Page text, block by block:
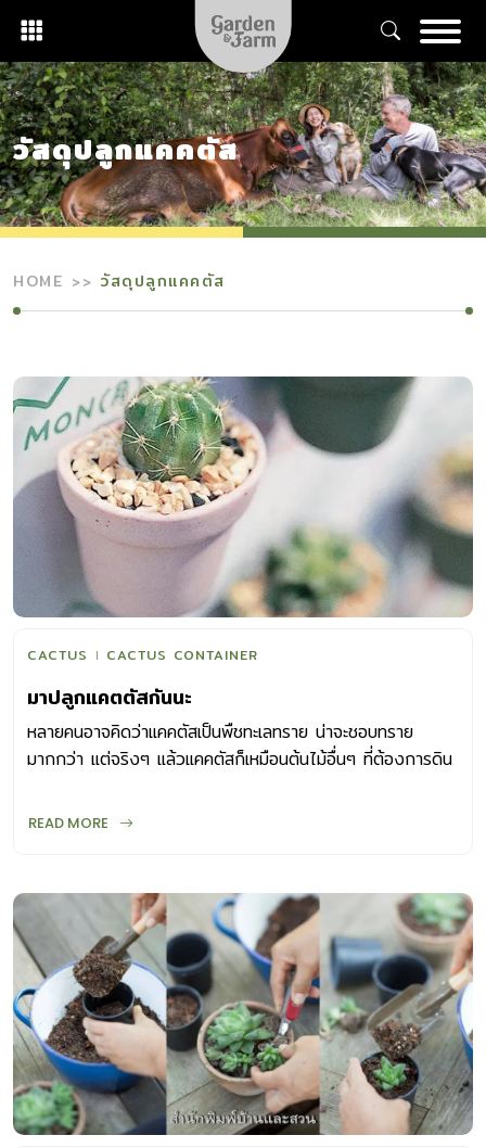
content
วัสดุปลูกแคคตัส
HOME วัสดุปลูกแคคตัส
CACTUS CACTUS CONTAINER
มาปลูกแคตตัสกันนะ
หลายคนอาจคิดว่าแคคตัสเป็นพืชทะเลทราย น่าจะชอบทราย
มากกว่า แต่จริงๆ แล้วแคคตัสก็เหมือนต้นไม้อื่นๆ ที่ต้องการดิน
ขยาย ต้นจะได้เจริญเติบโต นอกจากนี้ก็ควรระบายน้ำดี ไม่อุ้ม
ต้องการวัสดุปลูกแตกต่างกัน การผสมวัสดุปลูกให้เหมาะสมจึง
เป็นเรื่องน่าสนุกสำหรับนักเล่นแคคตัส หากคุณต้องการเป็นนัก
เล่นแคคตัสตัวจริงก็ต้องหมั่นสังเกตลักษณะนิสัยของแคคตัสที่
ปลูก หาข้อมูลจากนักเล่นรุ่นพี่แล้วลองผสม แต่สำหรับมือใหม่ เรา
มีวัสดุปลูกมาแนะนำดังนี้ สูตรที่ 1 ดินร่วน 2 ส่วน ทรายหยาบ 3
ส่วน ถ่านป่น 1 ส่วน ใบไม้ผุหรือปุ๋ยหมัก 1 ส่วน สูตรที่ 2 ดิน
ร่วน 1 ส่วน ทรายหยาบ 1 ส่วน ถ่านป่น 1 ส่วน สูตรที่ 3 ดิน
ร่วน 1 ส่วน ทรายหยาบ 3 ส่วน ถ่านป่น 1 […]
READ MORE